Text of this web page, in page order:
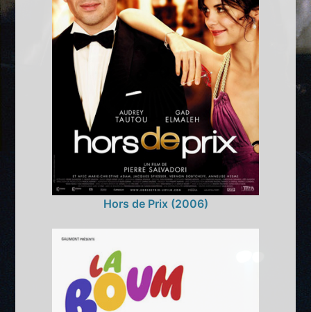
Hors de Prix (2006)